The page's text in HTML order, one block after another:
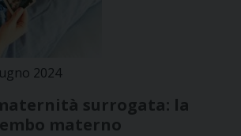
2024
surrogata: la
materno